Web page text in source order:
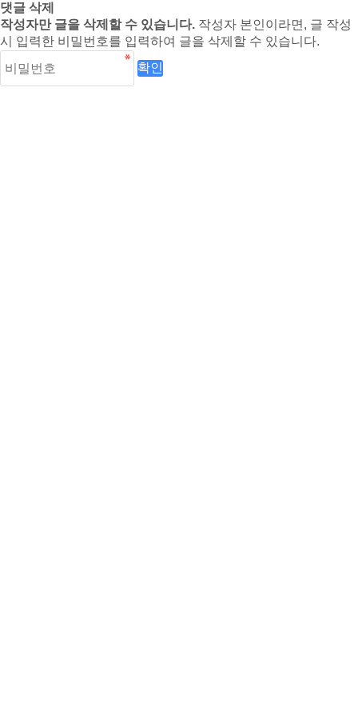
댓글 삭제
작성자만 글을 삭제할 수 있습니다. 작성자 본인이라면, 글 작성
시 입력한 비밀번호를 입력하여 글을 삭제할 수 있습니다.